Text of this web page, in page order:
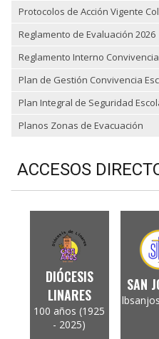
Protocolos de Acción Vigente
Reglamento de Evaluación 2026
Reglamento Interno
Plan de Gestión Convivencia
Plan Integral de Seguridad
Planos Zonas de Evacuación
ACCESOS
DIÓCESIS
LINARES
100 años (1925
- 2025)
SAN